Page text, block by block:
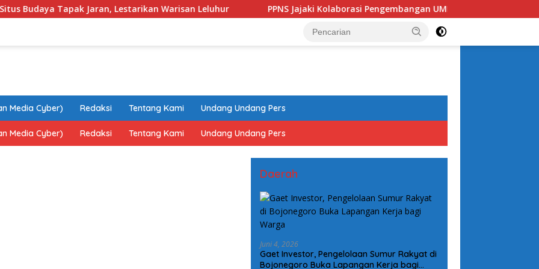
Jaran, Lestarikan Warisan Leluhur PPNS Jajaki Kolaborasi Pengembangan UMKM Ledok Kulon, Cantika Wahono
Media Cyber) Redaksi Tentang Kami Undang Undang Pers
Media Cyber) Redaksi Tentang Kami Undang Undang Pers
Daerah
Juni 4, 2026
Gaet Investor, Pengelolaan Sumur Rakyat di
Bojonegoro Buka Lapangan Kerja bagi